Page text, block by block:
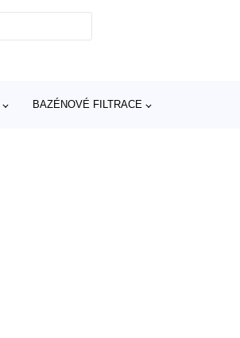
BAZÉNOVÉ FILTRACE